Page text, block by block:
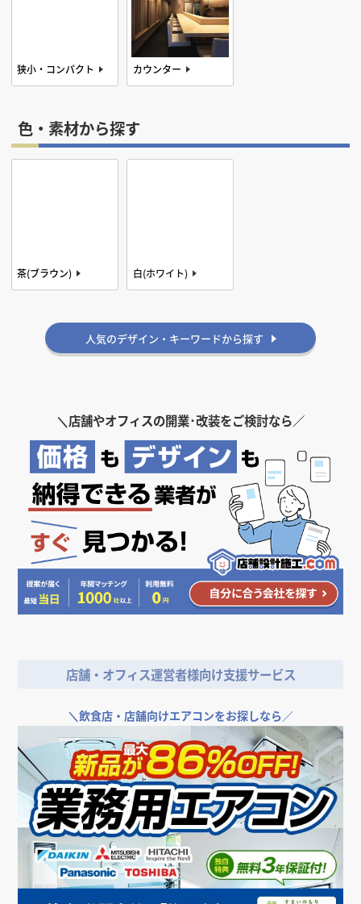
狭小・コンパクト カウンター
色・素材から探す
茶(ブラウン) 白(ホワイト) 黒(ブラック)
人気のデザイン・キーワードから探す
＼店舗やオフィスの開業･改装をご検討なら／
店舗・オフィス運営者様向け支援サービス
＼飲食店・店舗向けエアコンをお探しなら／